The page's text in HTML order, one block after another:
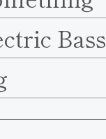
Bass